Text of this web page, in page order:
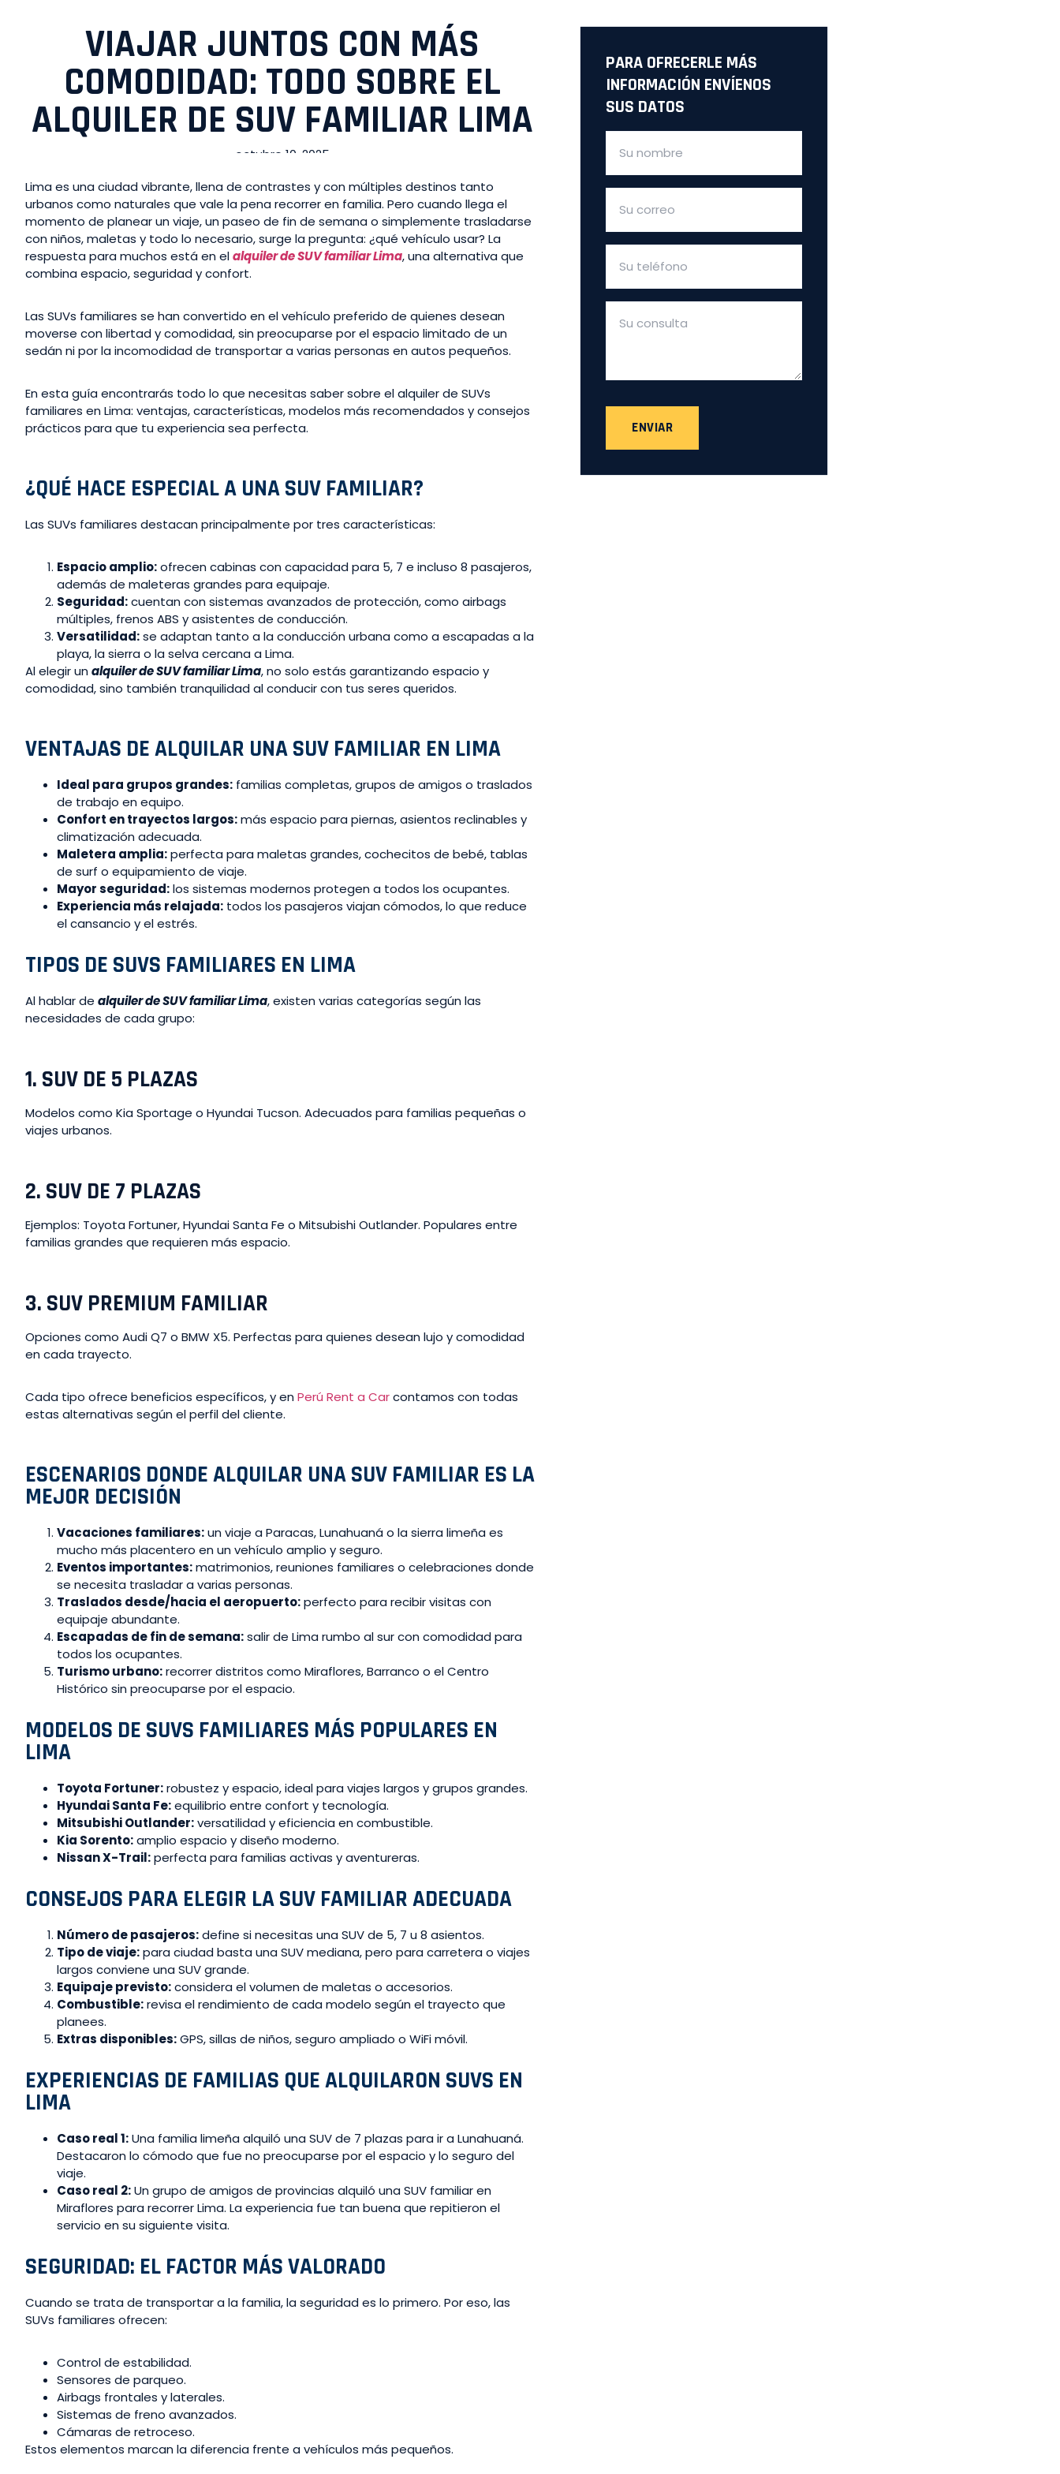
VIAJAR JUNTOS CON MÁS
COMODIDAD: TODO SOBRE EL
ALQUILER DE SUV FAMILIAR LIMA
octubre 10, 2025
Lima es una ciudad vibrante, llena de contrastes y con múltiples destinos tanto
urbanos como naturales que vale la pena recorrer en familia. Pero cuando llega el
momento de planear un viaje, un paseo de fin de semana o simplemente trasladarse
con niños, maletas y todo lo necesario, surge la pregunta: ¿qué vehículo usar? La
respuesta para muchos está en elalquiler de SUV familiar Lima, una alternativa que
combina espacio, seguridad y confort.
Las SUVs familiares se han convertido en el vehículo preferido de quienes desean
moverse con libertad y comodidad, sin preocuparse por el espacio limitado de un
sedán ni por la incomodidad de transportar a varias personas en autos pequeños.
En esta guía encontrarás todo lo que necesitas saber sobre el alquiler de SUVs
familiares en Lima: ventajas, características, modelos más recomendados y consejos
prácticos para que tu experiencia sea perfecta.
¿QUÉ HACE ESPECIAL A UNA SUV FAMILIAR?
Las SUVs familiares destacan principalmente por tres características:
Espacio amplio:ofrecen cabinas con capacidad para 5, 7 e incluso 8 pasajeros,
además de maleteras grandes para equipaje.
Seguridad:cuentan con sistemas avanzados de protección, como airbags
múltiples, frenos ABS y asistentes de conducción.
Versatilidad:se adaptan tanto a la conducción urbana como a escapadas a la
playa, la sierra o la selva cercana a Lima.
Al elegir unalquiler de SUV familiar Lima, no solo estás garantizando espacio y
comodidad, sino también tranquilidad al conducir con tus seres queridos.
VENTAJAS DE ALQUILAR UNA SUV FAMILIAR EN LIMA
Ideal para grupos grandes: familias completas, grupos de amigos o traslados
de trabajo en equipo.
Confort en trayectos largos:más espacio para piernas, asientos reclinables y
climatización adecuada.
Maletera amplia:perfecta para maletas grandes, cochecitos de bebé, tablas
de surf o equipamiento de viaje.
Mayor seguridad:los sistemas modernos protegen a todos los ocupantes.
Experiencia más relajada: todos los pasajeros viajan cómodos, lo que reduce
el cansancio y el estrés.
TIPOS DE SUVS FAMILIARES EN LIMA
Al hablar de alquiler de SUV familiar Lima, existen varias categorías según las
necesidades de cada grupo:
1. SUV DE 5 PLAZAS
Modelos como Kia Sportage o Hyundai Tucson. Adecuados para familias pequeñas o
viajes urbanos.
2. SUV DE 7 PLAZAS
Ejemplos: Toyota Fortuner, Hyundai Santa Fe o Mitsubishi Outlander. Populares entre
familias grandes que requieren más espacio.
3. SUV PREMIUM FAMILIAR
Opciones como Audi Q7 o BMW X5. Perfectas para quienes desean lujo y comodidad
en cada trayecto.
Cada tipo ofrece beneficios específicos, y enPerú Rent a Carcontamos con todas
estas alternativas según el perfil del cliente.
ESCENARIOS DONDE ALQUILAR UNA SUV FAMILIAR ES LA
MEJOR DECISIÓN
Vacaciones familiares:un viaje a Paracas, Lunahuaná o la sierra limeña es
mucho más placentero en un vehículo amplio y seguro.
Eventos importantes:matrimonios, reuniones familiares o celebraciones donde
se necesita trasladar a varias personas.
Traslados desde/hacia el aeropuerto:perfecto para recibir visitas con
equipaje abundante.
Escapadas de fin de semana:salir de Lima rumbo al sur con comodidad para
todos los ocupantes.
Turismo urbano:recorrer distritos como Miraflores, Barranco o el Centro
Histórico sin preocuparse por el espacio.
MODELOS DE SUVS FAMILIARES MÁS POPULARES EN
LIMA
Toyota Fortuner:robustez y espacio, ideal para viajes largos y grupos grandes.
Hyundai Santa Fe:equilibrio entre confort y tecnología.
Mitsubishi Outlander:versatilidad y eficiencia en combustible.
Kia Sorento:amplio espacio y diseño moderno.
Nissan X-Trail:perfecta para familias activas y aventureras.
CONSEJOS PARA ELEGIR LA SUV FAMILIAR ADECUADA
Número de pasajeros:define si necesitas una SUV de 5, 7 u 8 asientos.
Tipo de viaje:para ciudad basta una SUV mediana, pero para carretera o viajes
largos conviene una SUV grande.
Equipaje previsto:considera el volumen de maletas o accesorios.
Combustible:revisa el rendimiento de cada modelo según el trayecto que
planees.
Extras disponibles:GPS, sillas de niños, seguro ampliado o WiFi móvil.
EXPERIENCIAS DE FAMILIAS QUE ALQUILARON SUVS EN
LIMA
Caso real 1:Una familia limeña alquiló una SUV de 7 plazas para ir a Lunahuaná.
Destacaron lo cómodo que fue no preocuparse por el espacio y lo seguro del
viaje.
Caso real 2:Un grupo de amigos de provincias alquiló una SUV familiar en
Miraflores para recorrer Lima. La experiencia fue tan buena que repitieron el
servicio en su siguiente visita.
SEGURIDAD: EL FACTOR MÁS VALORADO
Cuando se trata de transportar a la familia, la seguridad es lo primero. Por eso, las
SUVs familiares ofrecen:
Control de estabilidad.
Sensores de parqueo.
Airbags frontales y laterales.
Sistemas de freno avanzados.
Cámaras de retroceso.
Estos elementos marcan la diferencia frente a vehículos más pequeños.
PARA OFRECERLE MÁS
INFORMACIÓN ENVÍENOS
SUS DATOS
ENVIAR